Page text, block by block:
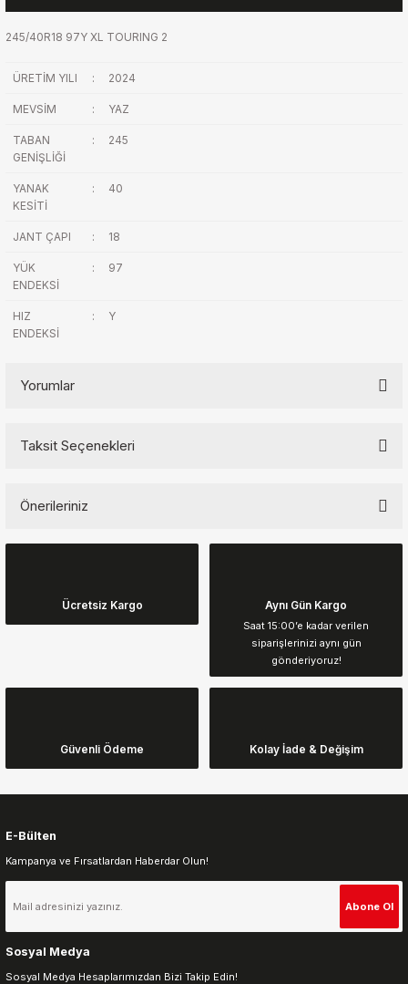
245/40R18 97Y XL TOURING 2
ÜRETİM YILI : 2024
MEVSİM : YAZ
TABAN
GENİŞLİĞİ
: 245
YANAK
KESİTİ
: 40
JANT ÇAPI : 18
YÜK
ENDEKSİ
: 97
HIZ
ENDEKSİ
: Y
Yorumlar
Taksit Seçenekleri
Önerileriniz
Görüş ve önerileriniz için teşekkür ederiz.
Ürün resmi kalitesiz, bozuk veya görüntülenemiyor.
Ürün açıklamasında eksik bilgiler bulunuyor.
Gönder
Ücretsiz Kargo Aynı Gün Kargo
Saat 15:00’e kadar verilen
siparişlerinizi aynı gün
gönderiyoruz!
Güvenli Ödeme Kolay İade & Değişim
E-Bülten
Kampanya ve Fırsatlardan Haberdar Olun!
Abone Ol
Sosyal Medya
Sosyal Medya Hesaplarımızdan Bizi Takip Edin!